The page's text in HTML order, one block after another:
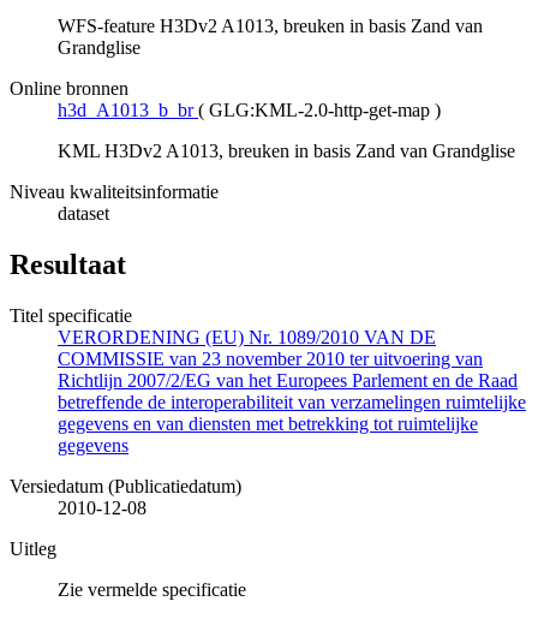
WFS-feature H3Dv2 A1013, breuken in basis Zand van
Grandglise
Online bronnen
h3d_A1013_b_br ( GLG:KML-2.0-http-get-map )
KML H3Dv2 A1013, breuken in basis Zand van Grandglise
Niveau kwaliteitsinformatie
dataset
Resultaat
Titel specificatie
VERORDENING (EU) Nr. 1089/2010 VAN DE
COMMISSIE van 23 november 2010 ter uitvoering van
Richtlijn 2007/2/EG van het Europees Parlement en de Raad
betreffende de interoperabiliteit van verzamelingen ruimtelijke
gegevens en van diensten met betrekking tot ruimtelijke
gegevens
Versiedatum (Publicatiedatum)
2010-12-08
Uitleg
Zie vermelde specificatie